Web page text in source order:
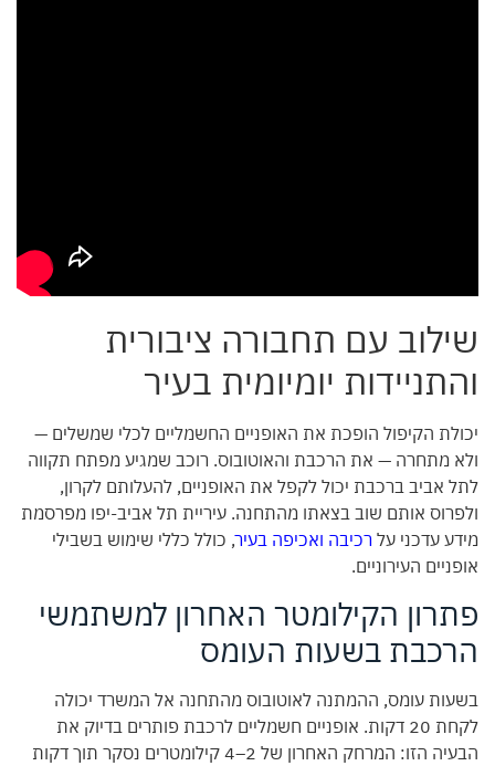
שילוב עם תחבורה ציבורית
והתניידות יומיומית בעיר
יכולת הקיפול הופכת את האופניים החשמליים לכלי שמשלים —
ולא מתחרה — את הרכבת והאוטובוס. רוכב שמגיע מפתח תקווה
לתל אביב ברכבת יכול לקפל את האופניים, להעלותם לקרון,
ולפרוס אותם שוב בצאתו מהתחנה. עיריית תל אביב-יפו מפרסמת
מידע עדכני על רכיבה ואכיפה בעיר, כולל כללי שימוש בשבילי
אופניים העירוניים.
פתרון הקילומטר האחרון למשתמשי
הרכבת בשעות העומס
בשעות עומס, ההמתנה לאוטובוס מהתחנה אל המשרד יכולה
לקחת 20 דקות. אופניים חשמליים לרכבת פותרים בדיוק את
הבעיה הזו: המרחק האחרון של 2–4 קילומטרים נסקר תוך דקות